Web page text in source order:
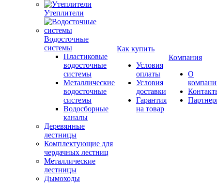
Утеплители
Водосточные
системы
Пластиковые
водосточные
системы
Металлические
водосточные
системы
Водосборные
каналы
Деревянные
лестницы
Комплектующие для
чердачных лестниц
Металлические
лестницы
Дымоходы
Как купить
Условия
оплаты
Условия
доставки
Гарантия
на товар
Компания
О